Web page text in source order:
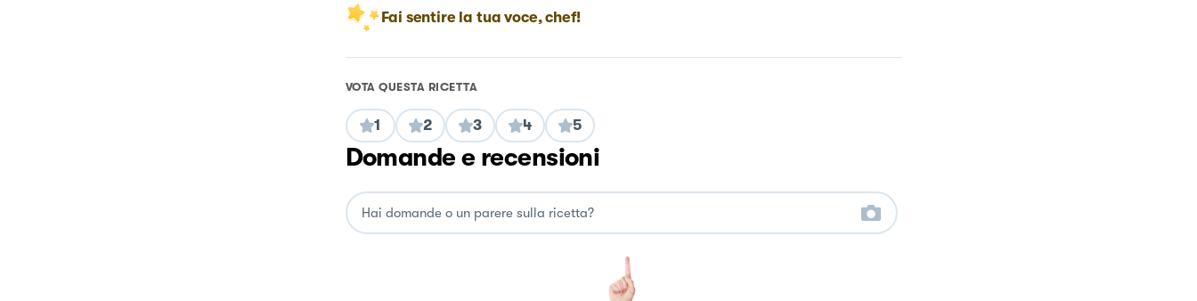
Fai sentire la tua voce, chef!
VOTA QUESTA RICETTA
1 2 3 4 5
Domande e recensioni